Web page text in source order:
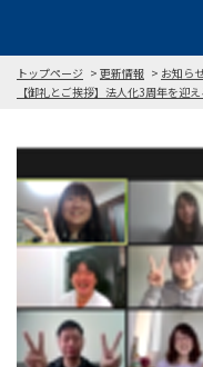
トップページ 更新情報
お知ら
【御礼とご挨拶】法人化3周年を迎